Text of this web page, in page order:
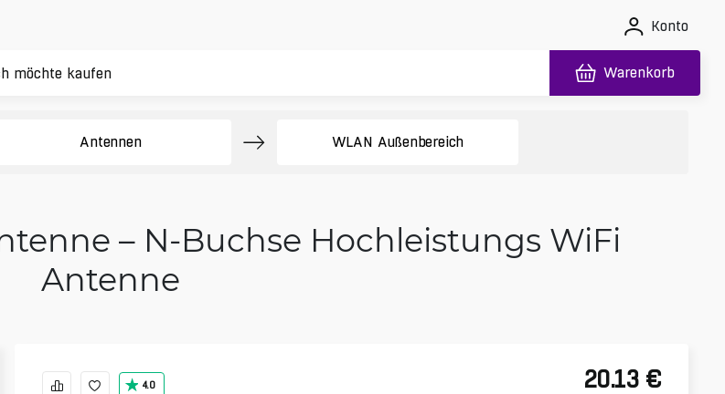
Konto
Warenkorb
Antennen WLAN Außenbereich
– N-Buchse Hochleistungs WiFi
Antenne
4.0 20.13 €